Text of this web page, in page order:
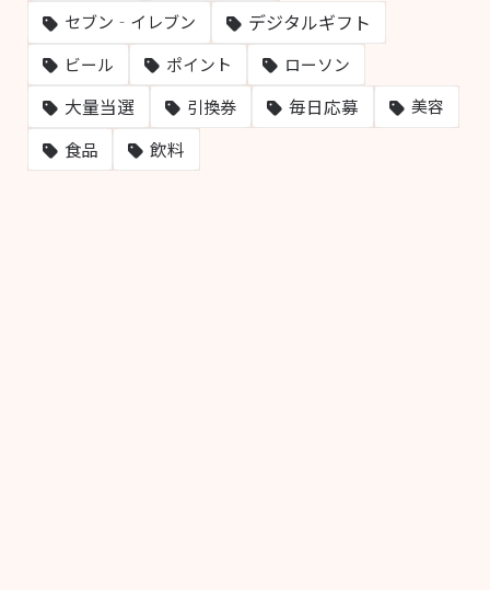
セブン‐イレブン デジタルギフト
ビール ポイント ローソン
大量当選 引換券 毎日応募 美容
食品 飲料